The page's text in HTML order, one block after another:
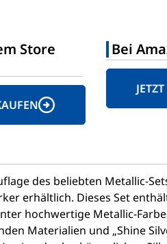
Store
Bei
des beliebten Metallic-
erhältlich. Dieses Set
hochwertige Metallic-
Materialien und „Shine